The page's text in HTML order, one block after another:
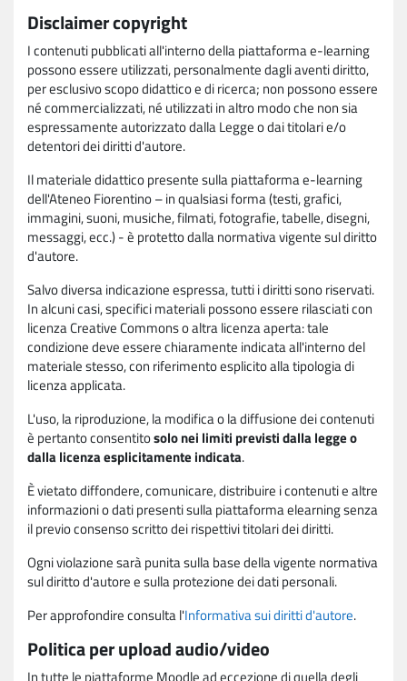
Disclaimer copyright
I contenuti pubblicati all'interno della piattaforma e-learning
possono essere utilizzati, personalmente dagli aventi diritto,
per esclusivo scopo didattico e di ricerca; non possono essere
né commercializzati, né utilizzati in altro modo che non sia
espressamente autorizzato dalla Legge o dai titolari e/o
detentori dei diritti d'autore.
Il materiale didattico presente sulla piattaforma e-learning
dell'Ateneo Fiorentino – in qualsiasi forma (testi, grafici,
immagini, suoni, musiche, filmati, fotografie, tabelle, disegni,
messaggi, ecc.) - è protetto dalla normativa vigente sul diritto
d'autore.
Salvo diversa indicazione espressa, tutti i diritti sono riservati.
In alcuni casi, specifici materiali possono essere rilasciati con
licenza Creative Commons o altra licenza aperta: tale
condizione deve essere chiaramente indicata all'interno del
materiale stesso, con riferimento esplicito alla tipologia di
licenza applicata.
L'uso, la riproduzione, la modifica o la diffusione dei contenuti
è pertanto consentitosolo nei limiti previsti dalla legge o
dalla licenza esplicitamente indicata.
È vietato diffondere, comunicare, distribuire i contenuti e altre
informazioni o dati presenti sulla piattaforma elearning senza
il previo consenso scritto dei rispettivi titolari dei diritti.
Ogni violazione sarà punita sulla base della vigente normativa
sul diritto d'autore e sulla protezione dei dati personali.
Per approfondire consulta l'Informativa sui diritti d'autore.
Politica per upload audio/video
In tutte le piattaforme Moodle ad eccezione di quella degli